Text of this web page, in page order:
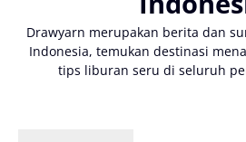
Drawyarn merupakan berita dan
Indonesia, temukan destinasi
tips liburan seru di seluruh